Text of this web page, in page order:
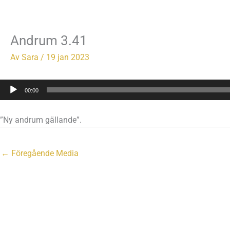
Andrum 3.41
Av Sara / 19 jan 2023
Ljudspelare
00:00
”Ny andrum gällande”.
← Föregående Media